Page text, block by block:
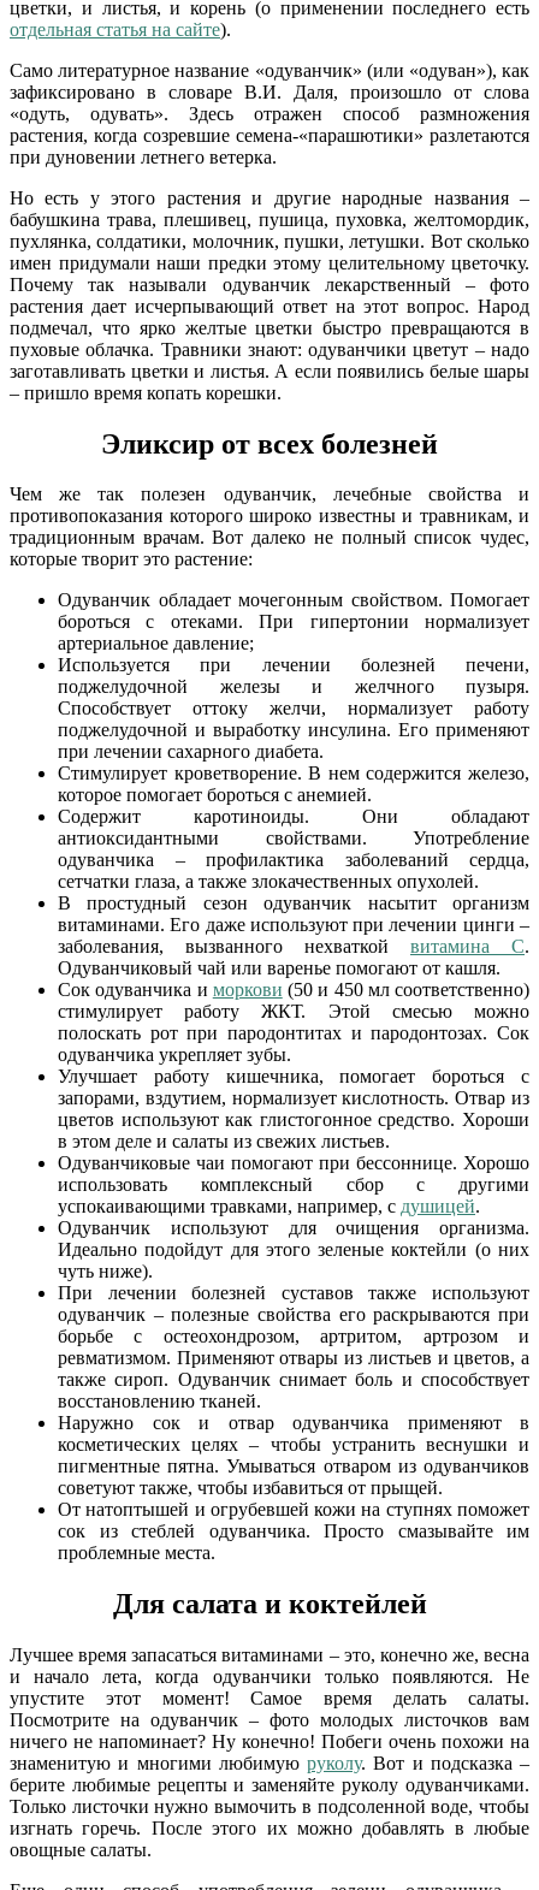
цветки, и листья, и корень (о применении последнего есть
отдельная статья на сайте).
Само литературное название «одуванчик» (или «одуван»), как
зафиксировано в словаре В.И. Даля, произошло от слова
«одуть, одувать». Здесь отражен способ размножения
растения, когда созревшие семена-«парашютики» разлетаются
при дуновении летнего ветерка.
Но есть у этого растения и другие народные названия –
бабушкина трава, плешивец, пушица, пуховка, желтомордик,
пухлянка, солдатики, молочник, пушки, летушки. Вот сколько
имен придумали наши предки этому целительному цветочку.
Почему так называли одуванчик лекарственный – фото
растения дает исчерпывающий ответ на этот вопрос. Народ
подмечал, что ярко желтые цветки быстро превращаются в
пуховые облачка. Травники знают: одуванчики цветут – надо
заготавливать цветки и листья. А если появились белые шары
– пришло время копать корешки.
Эликсир от всех болезней
Чем же так полезен одуванчик, лечебные свойства и
противопоказания которого широко известны и травникам, и
традиционным врачам. Вот далеко не полный список чудес,
которые творит это растение:
Одуванчик обладает мочегонным свойством. Помогает
бороться с отеками. При гипертонии нормализует
артериальное давление;
Используется при лечении болезней печени,
поджелудочной железы и желчного пузыря.
Способствует оттоку желчи, нормализует работу
поджелудочной и выработку инсулина. Его применяют
при лечении сахарного диабета.
Стимулирует кроветворение. В нем содержится железо,
которое помогает бороться с анемией.
Содержит каротиноиды. Они обладают
антиоксидантными свойствами. Употребление
одуванчика – профилактика заболеваний сердца,
сетчатки глаза, а также злокачественных опухолей.
В простудный сезон одуванчик насытит организм
витаминами. Его даже используют при лечении цинги –
заболевания, вызванного нехваткой витамина С.
Одуванчиковый чай или варенье помогают от кашля.
Сок одуванчика и моркови (50 и 450 мл соответственно)
стимулирует работу ЖКТ. Этой смесью можно
полоскать рот при пародонтитах и пародонтозах. Сок
одуванчика укрепляет зубы.
Улучшает работу кишечника, помогает бороться с
запорами, вздутием, нормализует кислотность. Отвар из
цветов используют как глистогонное средство. Хороши
в этом деле и салаты из свежих листьев.
Одуванчиковые чаи помогают при бессоннице. Хорошо
использовать комплексный сбор с другими
успокаивающими травками, например, с душицей.
Одуванчик используют для очищения организма.
Идеально подойдут для этого зеленые коктейли (о них
чуть ниже).
При лечении болезней суставов также используют
одуванчик – полезные свойства его раскрываются при
борьбе с остеохондрозом, артритом, артрозом и
ревматизмом. Применяют отвары из листьев и цветов, а
также сироп. Одуванчик снимает боль и способствует
восстановлению тканей.
Наружно сок и отвар одуванчика применяют в
косметических целях – чтобы устранить веснушки и
пигментные пятна. Умываться отваром из одуванчиков
советуют также, чтобы избавиться от прыщей.
От натоптышей и огрубевшей кожи на ступнях поможет
сок из стеблей одуванчика. Просто смазывайте им
проблемные места.
Для салата и коктейлей
Лучшее время запасаться витаминами – это, конечно же, весна
и начало лета, когда одуванчики только появляются. Не
упустите этот момент! Самое время делать салаты.
Посмотрите на одуванчик – фото молодых листочков вам
ничего не напоминает? Ну конечно! Побеги очень похожи на
знаменитую и многими любимую руколу. Вот и подсказка –
берите любимые рецепты и заменяйте руколу одуванчиками.
Только листочки нужно вымочить в подсоленной воде, чтобы
изгнать горечь. После этого их можно добавлять в любые
овощные салаты.